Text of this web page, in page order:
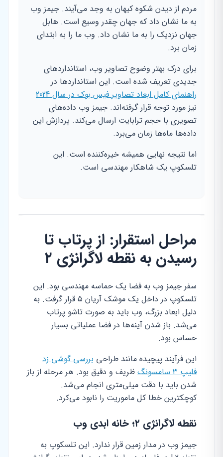
مردم از دیدن شکوه کیهان به وجد می‌آیند. جیمز وب
به ما نشان داد که جهان چقدر وسیع است. هابل
جهان نزدیک را به ما نشان داد. وب ما را به ابتدای
زمان برد.
برای درک بهتر وضوح تصاویر وب، استانداردهای
جدیدی تعریف شده است. این استانداردها در
راهنمای کامل ابعاد تصاویر فیس بوک در سال 2024
نیز مورد توجه قرار گرفته‌اند. جیمز وب داده‌های
تصویری با حجم ترابایت ارسال می‌کند. پردازش این
داده‌ها ماه‌ها زمان می‌برد.
اما نتیجه نهایی همیشه خیره‌کننده است. این
تلسکوپ یک شاهکار مهندسی است.
مراحل استقرار: از پرتاب تا
رسیدن به نقطه لاگرانژی ۲
سفر جیمز وب به فضا یک حماسه مهندسی بود. این
تلسکوپ در داخل یک موشک آریان ۵ قرار گرفت. به
دلیل ابعاد بزرگ، وب باید به صورت تاشو پرتاب
می‌شد. باز شدن آینه‌ها در فضا عملیاتی بسیار
حساس بود.
این فرآیند پیچیده مانند طراحی بررسی گوشی زد
فلیپ ۳ سامسونگ
ظریف و دقیق بود. هر مرحله از باز
شدن باید با دقت میلی‌متری انجام می‌شد.
کوچکترین خطا کل ماموریت را نابود می‌کرد.
نقطه لاگرانژی ۲؛ خانه ابدی وب
جیمز وب در مدار زمین قرار ندارد. این تلسکوپ به